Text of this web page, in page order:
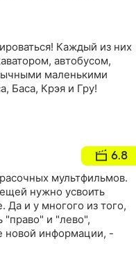
Каждый из них
автобусом,
маленькими
Баса, Крэя и Гру!
6.8
мультфильмов.
нужно усвоить
Да и у многого из того,
"право" и "лево",
новой информации, -